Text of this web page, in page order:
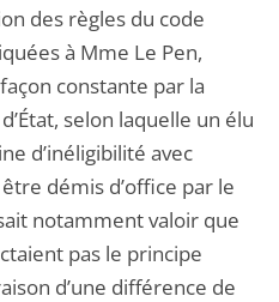
des règles du code
à Mme Le Pen,
constante par la
selon laquelle un élu
d’inéligibilité avec
démis d’office par le
notamment valoir que
pas le principe
d’une différence de